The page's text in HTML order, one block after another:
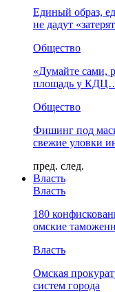
Единый образ,
не дадут
Общество
«Думайте сами,
площадь у
Общество
Фишинг под
свежие уловки
пред. след.
Власть
Власть
180
омские
Власть
Омская
систем города